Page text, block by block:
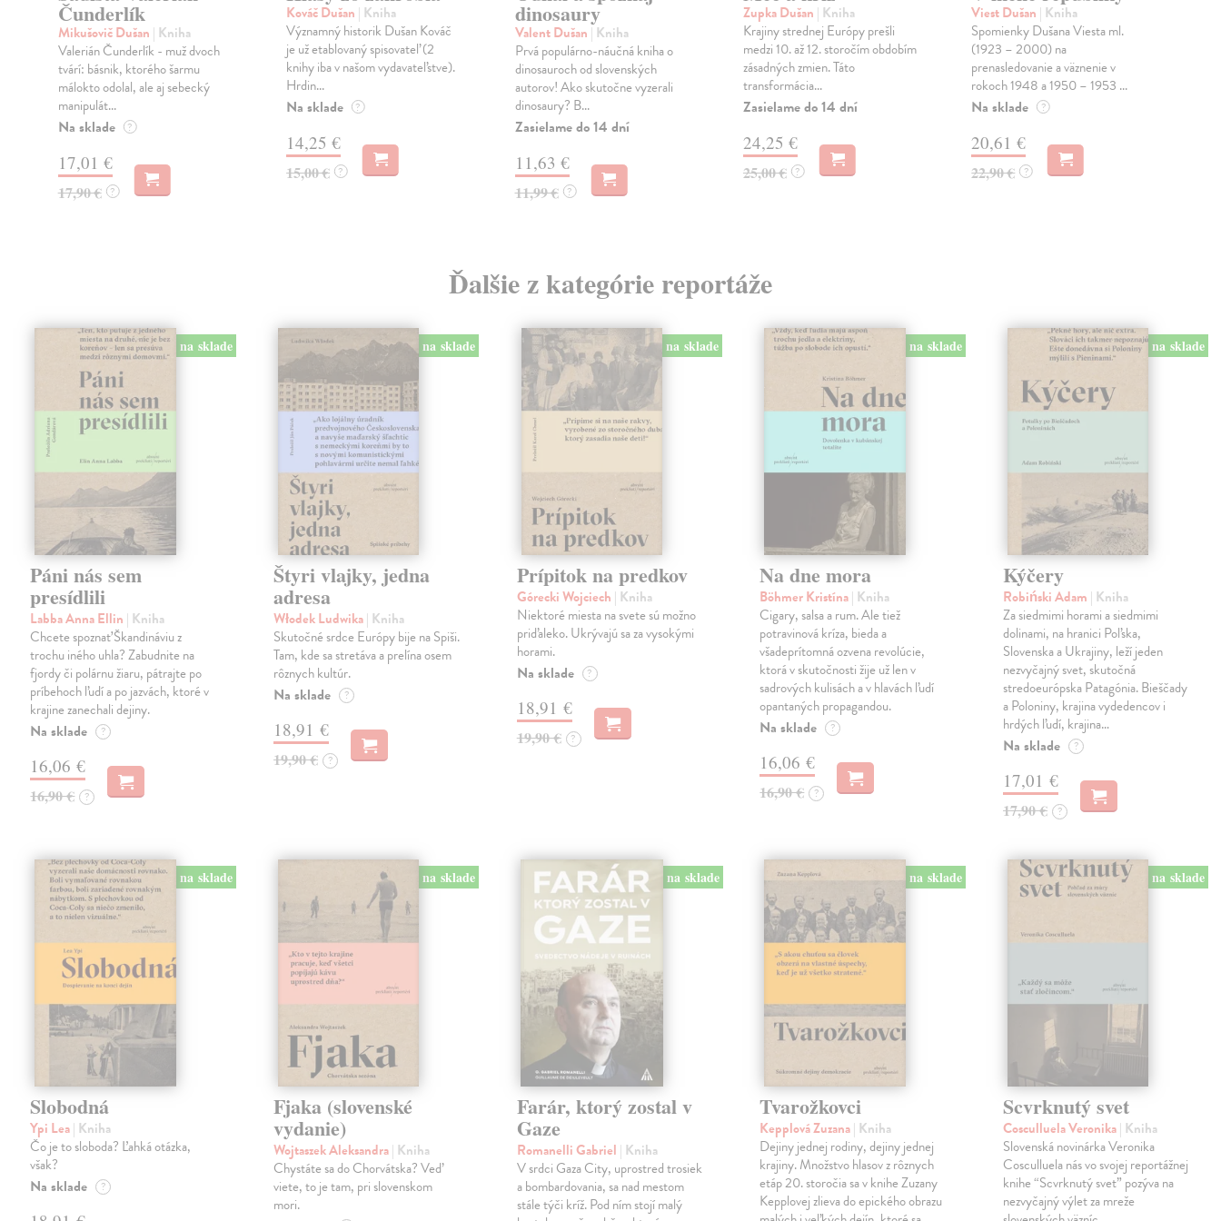
Čunderlík
Mikušovič Dušan | Kniha
Valerián Čunderlík - muž dvoch
tvárí: básnik, ktorého šarmu
málokto odolal, ale aj sebecký
manipulát...
Na sklade ?
17,01 €
17,90 € ?
Kováč Dušan | Kniha
Významný historik Dušan Kováč
je už etablovaný spisovateľ (2
knihy iba v našom vydavateľstve).
Hrdin...
Na sklade ?
14,25 €
15,00 € ?
dinosaury
Valent Dušan | Kniha
Prvá populárno-náučná kniha o
dinosauroch od slovenských
autorov! Ako skutočne vyzerali
dinosaury? B...
Zasielame do 14 dní
11,63 €
11,99 € ?
Zupka Dušan | Kniha
Krajiny strednej Európy prešli
medzi 10. až 12. storočím obdobím
zásadných zmien. Táto
transformácia...
Zasielame do 14 dní
24,25 €
25,00 € ?
Viest Dušan | Kniha
Spomienky Dušana Viesta ml.
(1923 – 2000) na
prenasledovanie a väznenie v
rokoch 1948 a 1950 – 1953 ...
Na sklade ?
20,61 €
22,90 € ?
Ďalšie z kategórie reportáže
na sklade
Páni nás sem
presídlili
Labba Anna Ellin | Kniha
Chcete spoznať Škandináviu z
trochu iného uhla? Zabudnite na
fjordy či polárnu žiaru, pátrajte po
príbehoch ľudí a po jazvách, ktoré v
krajine zanechali dejiny.
Na sklade ?
16,06 €
16,90 € ?
na sklade
Štyri vlajky, jedna
adresa
Włodek Ludwika| Kniha
Skutočné srdce Európy bije na Spiši.
Tam, kde sa stretáva a prelína osem
rôznych kultúr.
Na sklade ?
18,91 €
19,90 € ?
na sklade
Prípitok na predkov
Górecki Wojciech | Kniha
Niektoré miesta na svete sú možno
priďaleko. Ukrývajú sa za vysokými
horami.
Na sklade ?
18,91 €
19,90 € ?
na sklade
Na dne mora
Böhmer Kristína| Kniha
Cigary, salsa a rum. Ale tiež
potravinová kríza, bieda a
všadeprítomná ozvena revolúcie,
ktorá v skutočnosti žije už len v
sadrových kulisách a v hlavách ľudí
opantaných propagandou.
Na sklade ?
16,06 €
16,90 € ?
na sklade
Kýčery
Robiński Adam | Kniha
Za siedmimi horami a siedmimi
dolinami, na hranici Poľska,
Slovenska a Ukrajiny, leží jeden
nezvyčajný svet, skutočná
stredoeurópska Patagónia. Bieščady
a Poloniny, krajina vydedencov i
hrdých ľudí, krajina…
Na sklade ?
17,01 €
17,90 € ?
na sklade
Slobodná
Ypi Lea| Kniha
Čo je to sloboda? Ľahká otázka,
však?
Na sklade ?
na sklade
Fjaka (slovenské
vydanie)
Wojtaszek Aleksandra| Kniha
Chystáte sa do Chorvátska? Veď
viete, to je tam, pri slovenskom
mori.
na sklade
Farár, ktorý zostal v
Gaze
Romanelli Gabriel | Kniha
V srdci Gaza City, uprostred trosiek
a bombardovania, sa nad mestom
stále týči kríž. Pod ním stojí malý
na sklade
Tvarožkovci
Kepplová Zuzana| Kniha
Dejiny jednej rodiny, dejiny jednej
krajiny. Množstvo hlasov z rôznych
etáp 20. storočia sa v knihe Zuzany
Kepplovej zlieva do epického obrazu
na sklade
Scvrknutý svet
Cosculluela Veronika| Kniha
Slovenská novinárka Veronika
Cosculluela nás vo svojej reportážnej
knihe “Scvrknutý svet” pozýva na
nezvyčajný výlet za mreže